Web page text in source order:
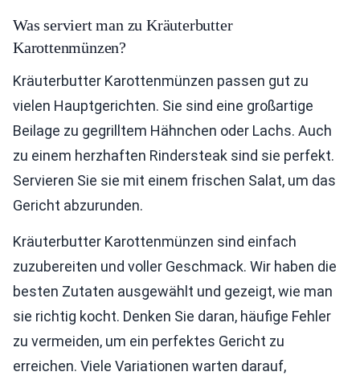
Was serviert man zu Kräuterbutter
Karottenmünzen?
Kräuterbutter Karottenmünzen passen gut zu
vielen Hauptgerichten. Sie sind eine großartige
Beilage zu gegrilltem Hähnchen oder Lachs. Auch
zu einem herzhaften Rindersteak sind sie perfekt.
Servieren Sie sie mit einem frischen Salat, um das
Gericht abzurunden.
Kräuterbutter Karottenmünzen sind einfach
zuzubereiten und voller Geschmack. Wir haben die
besten Zutaten ausgewählt und gezeigt, wie man
sie richtig kocht. Denken Sie daran, häufige Fehler
zu vermeiden, um ein perfektes Gericht zu
erreichen. Viele Variationen warten darauf,